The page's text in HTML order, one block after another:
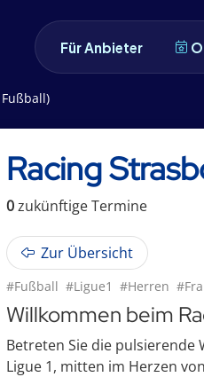
Für Anbieter
Racing
0zukünftigeTermine
Zur Übersicht
#Fußball #Ligue1 #Herren
Willkommen beim
Betreten Sie die pulsierende
Ligue 1, mitten im Herzen